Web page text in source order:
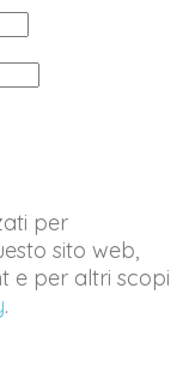
per
sito web,
e per altri scopi
.